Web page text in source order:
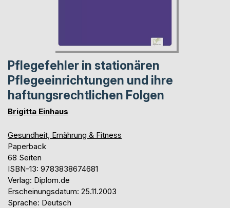
Pflegefehler in stationären
Pflegeeinrichtungen und ihre
haftungsrechtlichen Folgen
Brigitta Einhaus
Gesundheit, Ernährung & Fitness
Paperback
68 Seiten
ISBN-13: 9783838674681
Verlag: Diplom.de
Erscheinungsdatum: 25.11.2003
Sprache: Deutsch